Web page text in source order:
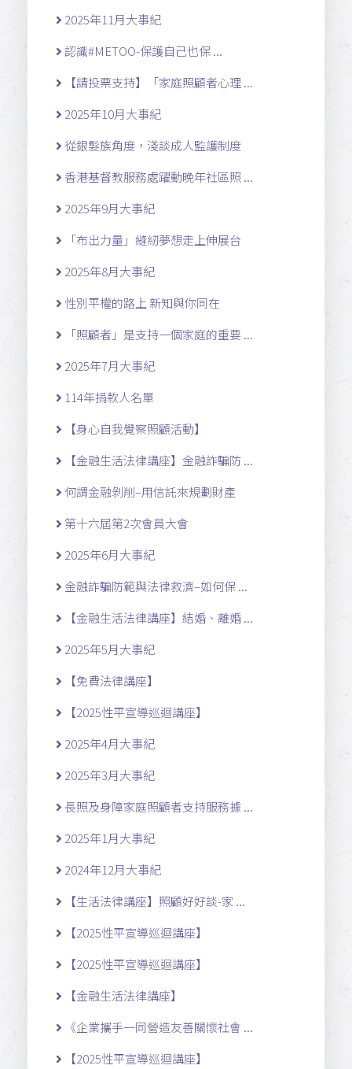
2025年11月大事紀
認識#METOO-保護自己也保 ...
【請投票支持】「家庭照顧者心理 ...
2025年10月大事紀
從銀髮族角度，淺談成人監護制度
香港基督教服務處躍動晚年社區照 ...
2025年9月大事紀
「布出力量」縫紉夢想走上伸展台
2025年8月大事紀
性別平權的路上 新知與你同在
「照顧者」是支持一個家庭的重要 ...
2025年7月大事紀
114年捐款人名單
【身心自我覺察照顧活動】
【金融生活法律講座】金融詐騙防 ...
何謂金融剝削–用信託來規劃財產
第十六屆第2次會員大會
2025年6月大事紀
金融詐騙防範與法律救濟–如何保 ...
【金融生活法律講座】結婚、離婚 ...
2025年5月大事紀
【免費法律講座】
【2025性平宣導巡迴講座】
2025年4月大事紀
2025年3月大事紀
長照及身障家庭照顧者支持服務據 ...
2025年1月大事紀
2024年12月大事紀
【生活法律講座】照顧好好談-家 ...
【2025性平宣導巡迴講座】
【2025性平宣導巡迴講座】
【金融生活法律講座】
《企業攜手一同營造友善關懷社會 ...
【2025性平宣導巡迴講座】